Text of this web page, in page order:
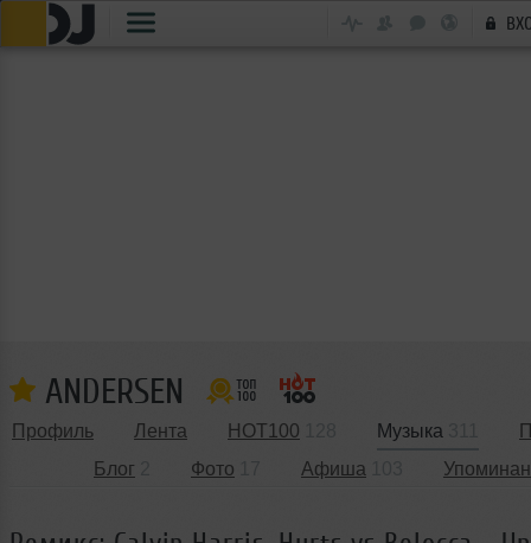
ANDERSEN
Профиль Лента HOT100 Музыка
Блог
Фото Афиша